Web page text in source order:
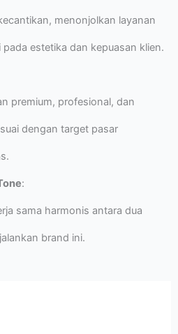
menonjolkan layanan
estetika dan kepuasan klien.
premium, profesional, dan
dengan target pasar
:
sama harmonis antara dua
brand ini.